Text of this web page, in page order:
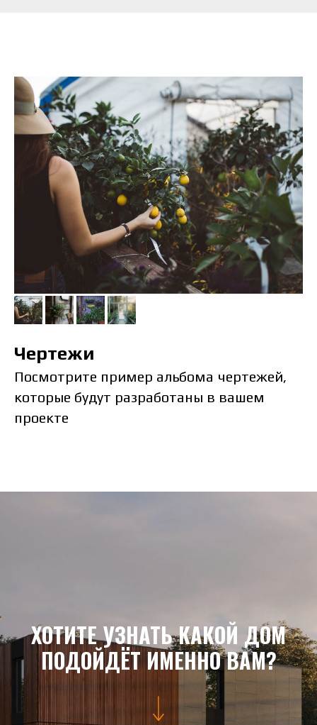
Чертежи
Посмотрите пример альбома чертежей,
которые будут разработаны в вашем
проекте
ХОТИТЕ УЗНАТЬ КАКОЙ ДОМ
ПОДОЙДЁТ ИМЕННО ВАМ?